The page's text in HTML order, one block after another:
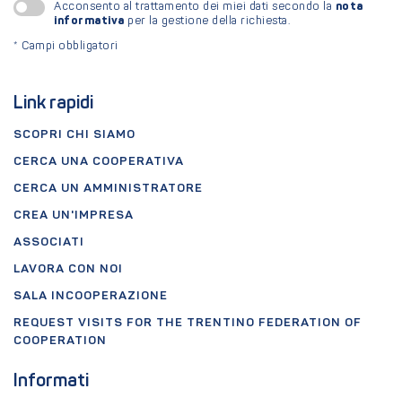
Link rapidi
SCOPRI CHI SIAMO
CERCA UNA COOPERATIVA
CERCA UN AMMINISTRATORE
CREA UN'IMPRESA
ASSOCIATI
LAVORA CON NOI
SALA INCOOPERAZIONE
REQUEST VISITS FOR THE TRENTINO FEDERATION OF
COOPERATION
Informati
Acconsento al trattamento dei miei dati secondo la nota
informativa per la gestione della richiesta.
* Campi obbligatori